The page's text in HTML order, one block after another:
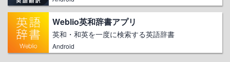
Weblio英和辞書アプリ
英和・和英を一度に検索する英語辞書
Android